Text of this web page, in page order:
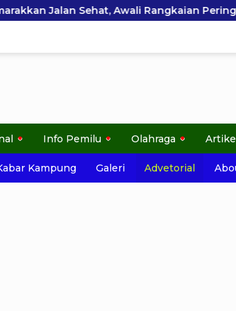
Awali Rangkaian Peringatan HUT ke-81
Info Pemilu Olahraga
Kampung Galeri Advetorial